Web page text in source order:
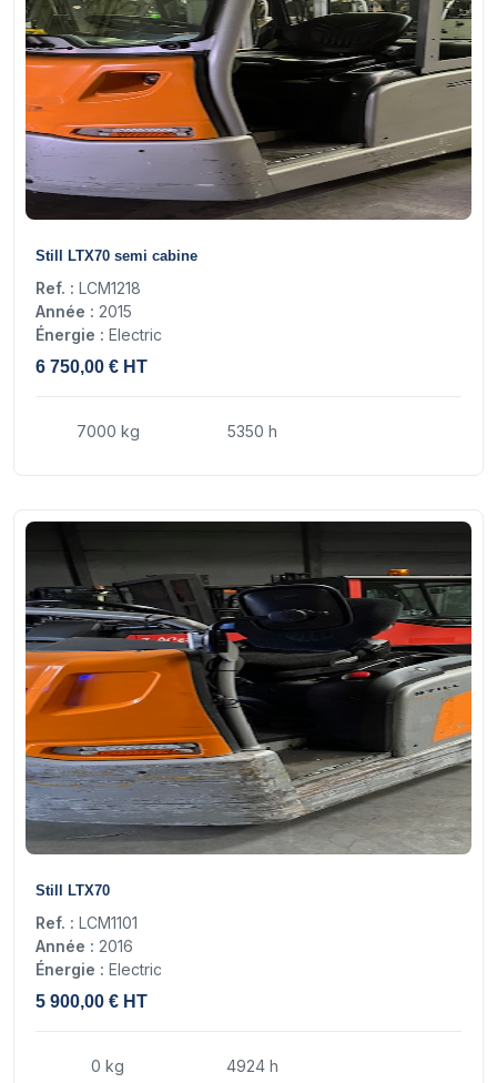
Still LTX70 semi cabine
Ref. : LCM1218
Année : 2015
Énergie : Electric
6 750,00 € HT
7000 kg 5350 h
Still LTX70
Ref. : LCM1101
Année : 2016
Énergie : Electric
5 900,00 € HT
0 kg 4924 h